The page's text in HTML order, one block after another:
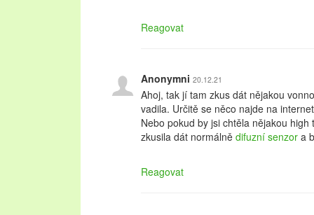
Reagovat
Anonymni 20.12.21
Ahoj, tak jí tam zkus dát nějakou
vadila. Určitě se něco najde na
Nebo pokud by jsi chtěla nějakou
zkusila dát normálně difuzní senzor a
Reagovat